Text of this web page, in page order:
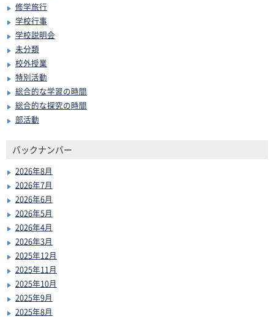
修学旅行
学校行事
学校説明会
未分類
校外授業
特別活動
総合的な学習の時間
総合的な探究の時間
部活動
バックナンバー
2026年8月
2026年7月
2026年6月
2026年5月
2026年4月
2026年3月
2025年12月
2025年11月
2025年10月
2025年9月
2025年8月